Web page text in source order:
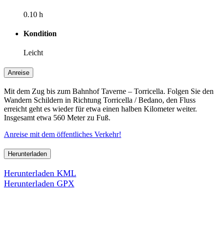
0.10 h
Kondition
Leicht
Anreise
Mit dem Zug bis zum Bahnhof Taverne – Torricella. Folgen Sie den
Wandern Schildern in Richtung Torricella / Bedano, den Fluss
erreicht geht es wieder für etwa einen halben Kilometer weiter.
Insgesamt etwa 560 Meter zu Fuß.
Anreise mit dem öffentliches Verkehr!
Herunterladen
Herunterladen KML
Herunterladen GPX